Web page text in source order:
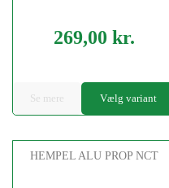
269,00 kr.
Se mere Vælg variant
HEMPEL ALU PROP NCT